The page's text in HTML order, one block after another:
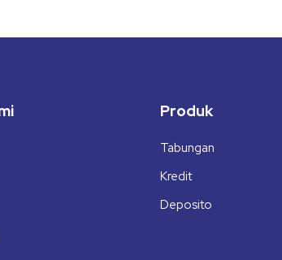
Produk
Tabungan
Kredit
Deposito